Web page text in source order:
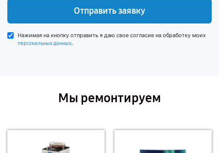
Отправить заявку
Нажимая на кнопку отправить я даю свое согласие на обработку моих
персональных данных.
Мы ремонтируем